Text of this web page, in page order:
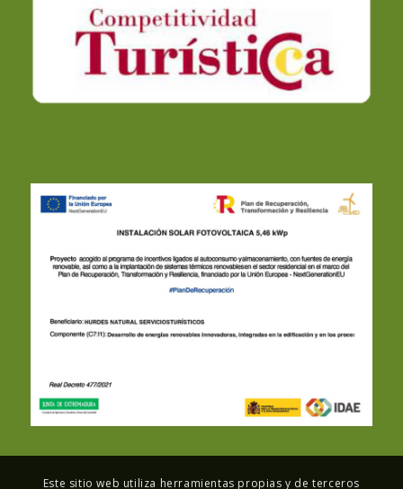
Este sitio web utiliza herramientas propias y de terceros